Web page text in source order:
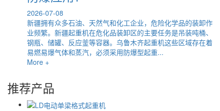
2026-07-08
新疆拥有众多石油、天然气和化工企业，危险化学品的装卸作
业频繁。新疆起重机在危化品装卸区的主要任务是吊装吨桶、
钢瓶、储罐、反应釜等容器。乌鲁木齐起重机这些区域存在着
易燃易爆气体和蒸汽，必须采用防爆型起重...
More +
推荐产品